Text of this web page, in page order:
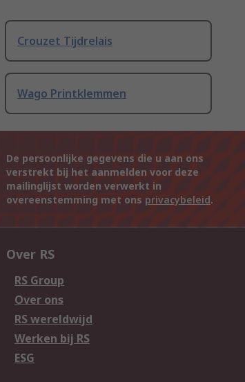
Crouzet Tijdrelais
Wago Printklemmen
De persoonlijke gegevens die u aan ons
verstrekt bij het aanmelden voor deze
mailinglijst worden verwerkt in
overeenstemming met ons privacybeleid.
Over RS
RS Group
Over ons
RS wereldwijd
Werken bij RS
ESG